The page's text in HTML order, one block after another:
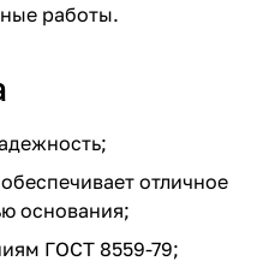
работы.
отличное
основания;
ГОСТ 8559-79;